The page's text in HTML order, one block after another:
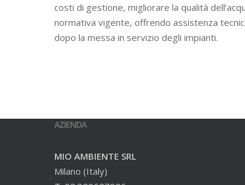
costi di gestione, migliorare la qualità
normativa vigente, offrendo assistenza
dopo la messa in servizio degli impianti.
AZIENDA
MIO AMBIENTE SRL
Milano (Italy)